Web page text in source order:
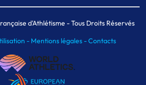
Meeting de Paris indoor
MAIF Ekiden de Paris
d'Athlétisme - Tous Droits Réservés
- Mentions légales -Contacts